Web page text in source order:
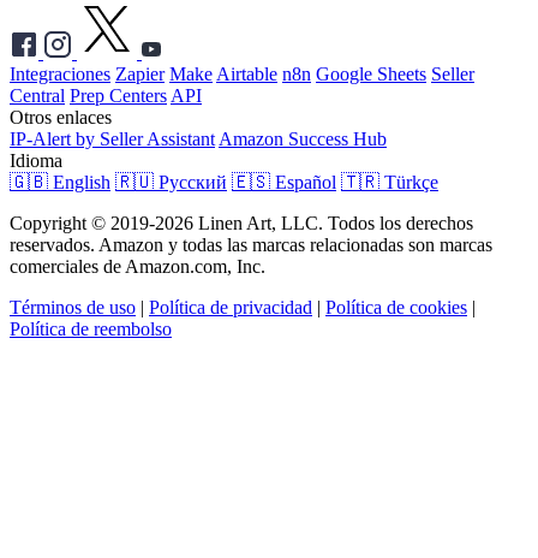
Integraciones Zapier Make Airtable n8n Google Sheets Seller
Central Prep Centers API
Otros enlaces
IP-Alert by Seller Assistant Amazon Success Hub
Idioma
🇬🇧 English 🇷🇺 Русский 🇪🇸 Español 🇹🇷 Türkçe
Copyright © 2019-2026 Linen Art, LLC. Todos los derechos
reservados. Amazon y todas las marcas relacionadas son marcas
comerciales de Amazon.com, Inc.
Términos de uso | Política de privacidad | Política de cookies |
Política de reembolso